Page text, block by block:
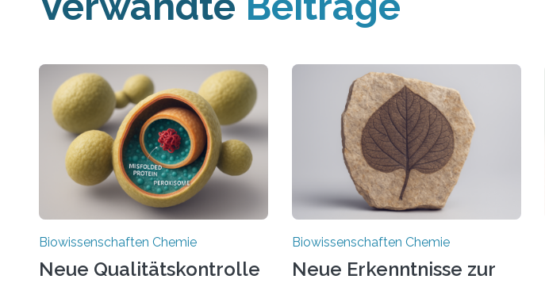
Biowissenschaften Chemie
Neue Qualitätskontrolle
Biowissenschaften Chemie
Neue Erkenntnisse zur